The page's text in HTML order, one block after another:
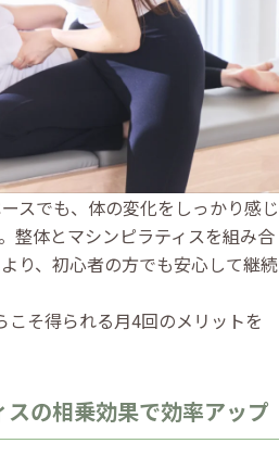
スでも、体の変化をしっかり感じ
整体とマシンピラティスを組み合
り、初心者の方でも安心して継続
そ得られる月4回のメリットを
の相乗効果で効率アップ